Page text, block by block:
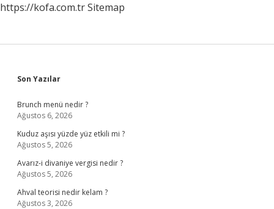
https://kofa.com.trSitemap
Sidebar
Son Yazılar
Brunch menü nedir ?
Ağustos 6, 2026
Kuduz aşısı yüzde yüz etkili mi ?
Ağustos 5, 2026
Avarız-i divaniye vergisi nedir ?
Ağustos 5, 2026
Ahval teorisi nedir kelam ?
Ağustos 3, 2026